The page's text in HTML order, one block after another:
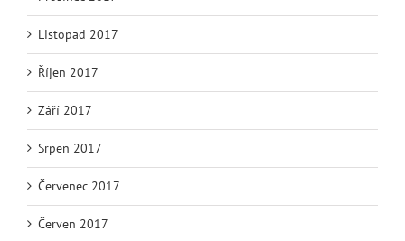
Listopad 2017
Říjen 2017
Září 2017
Srpen 2017
Červenec 2017
Červen 2017